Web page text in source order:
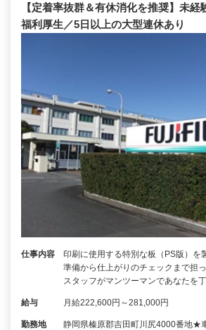
【定着率抜群＆有休消化を推奨】未
福利厚生／5日以上の大型連休あり
仕事内容
印刷に使用する特別な板（PS版）を
準備から仕上がりのチェックまで担
スタッフがマンツーマンであなたを
給与 月給222,600円～281,000円
勤務地
静岡県榛原郡吉田町川尻4000番地★